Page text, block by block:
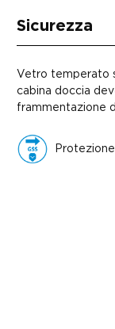
Sicurezza
Vetro temperato
cabina doccia
frammentazione